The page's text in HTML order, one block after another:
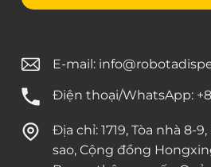
E-mail:
Điện thoại/WhatsApp:
Địa chỉ: 1719, Tòa nhà 8-
sao, Cộng đồng